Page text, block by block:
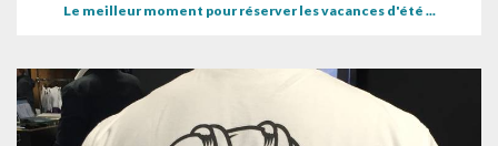
Le meilleur moment pour réserver les vacances d'été ...